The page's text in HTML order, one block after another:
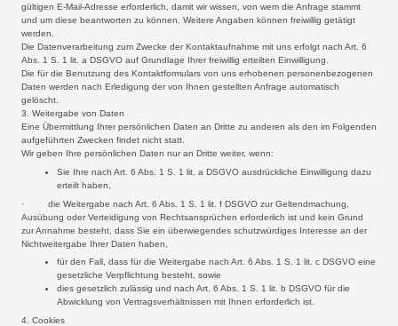
gültigen E-Mail-Adresse erforderlich, damit wir wissen, von wem die Anfrage stammt
und um diese beantworten zu können. Weitere Angaben können freiwillig getätigt
werden.
Die Datenverarbeitung zum Zwecke der Kontaktaufnahme mit uns erfolgt nach Art. 6
Abs. 1 S. 1 lit. a DSGVO auf Grundlage Ihrer freiwillig erteilten Einwilligung.
Die für die Benutzung des Kontaktformulars von uns erhobenen personenbezogenen
Daten werden nach Erledigung der von Ihnen gestellten Anfrage automatisch
gelöscht.
3. Weitergabe von Daten
Eine Übermittlung Ihrer persönlichen Daten an Dritte zu anderen als den im Folgenden
aufgeführten Zwecken findet nicht statt.
Wir geben Ihre persönlichen Daten nur an Dritte weiter, wenn:
Sie Ihre nach Art. 6 Abs. 1 S. 1 lit. a DSGVO ausdrückliche Einwilligung dazu
erteilt haben,
· die Weitergabe nach Art. 6 Abs. 1 S. 1 lit. f DSGVO zur Geltendmachung,
Ausübung oder Verteidigung von Rechtsansprüchen erforderlich ist und kein Grund
zur Annahme besteht, dass Sie ein überwiegendes schutzwürdiges Interesse an der
Nichtweitergabe Ihrer Daten haben,
für den Fall, dass für die Weitergabe nach Art. 6 Abs. 1 S. 1 lit. c DSGVO eine
gesetzliche Verpflichtung besteht, sowie
dies gesetzlich zulässig und nach Art. 6 Abs. 1 S. 1 lit. b DSGVO für die
Abwicklung von Vertragsverhältnissen mit Ihnen erforderlich ist.
4. Cookies